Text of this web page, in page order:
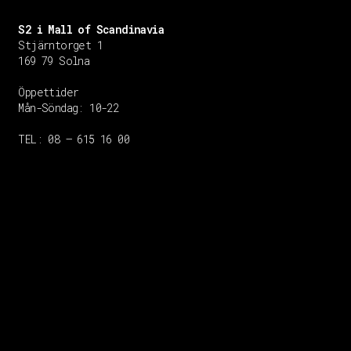
S2 i Mall of Scandinavia
Stjärntorget 1
169 79 Solna
Öppettider
Mån-Söndag: 10-22
TEL: 08 – 615 16 00